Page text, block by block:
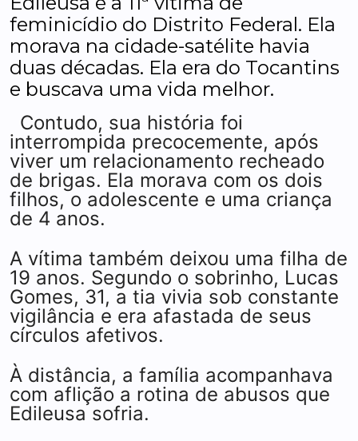
feminicídio do Distrito Federal. Ela
morava na cidade-satélite havia
duas décadas. Ela era do Tocantins
e buscava uma vida melhor.
Contudo, sua história foi
interrompida precocemente, após
viver um relacionamento recheado
de brigas. Ela morava com os dois
filhos, o adolescente e uma criança
de 4 anos.
A vítima também deixou uma filha de
19 anos. Segundo o sobrinho, Lucas
Gomes, 31, a tia vivia sob constante
vigilância e era afastada de seus
círculos afetivos.
À distância, a família acompanhava
com aflição a rotina de abusos que
Edileusa sofria.